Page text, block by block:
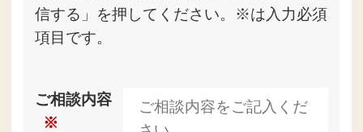
信する」を押してください。※は入力必須
項目です。
ご相談内容
※